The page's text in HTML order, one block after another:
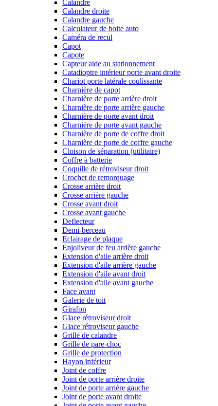
Calandre
Calandre droite
Calandre gauche
Calculateur de boite auto
Caméra de recul
Capot
Capote
Capteur aide au stationnement
Catadioptre intérieur porte avant droite
Chariot porte latérale coulissante
Charnière de capot
Charnière de porte arrière droit
Charnière de porte arrière gauche
Charnière de porte avant droit
Charnière de porte avant gauche
Charnière de porte de coffre droit
Charnière de porte de coffre gauche
Cloison de séparation (utilitaire)
Coffre à batterie
Coquille de rétroviseur droit
Crochet de remorquage
Crosse arrière droit
Crosse arrière gauche
Crosse avant droit
Crosse avant gauche
Deflecteur
Demi-berceau
Eclairage de plaque
Enjoliveur de feu arrière gauche
Extension d'aile arrière droit
Extension d'aile arrière gauche
Extension d'aile avant droit
Extension d'aile avant gauche
Face avant
Galerie de toit
Girafon
Glace rétroviseur droit
Glace rétroviseur gauche
Grille de calandre
Grille de pare-choc
Grille de protection
Hayon inférieur
Joint de coffre
Joint de porte arrière droite
Joint de porte arrière gauche
Joint de porte avant droite